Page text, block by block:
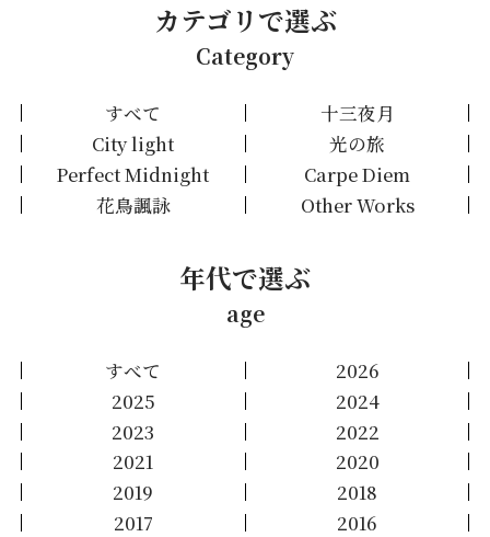
カテゴリで選ぶ
Category
すべて
十三夜月
City light
光の旅
Perfect Midnight
Carpe Diem
花鳥諷詠
Other Works
年代で選ぶ
age
すべて
2026
2025
2024
2023
2022
2021
2020
2019
2018
2017
2016